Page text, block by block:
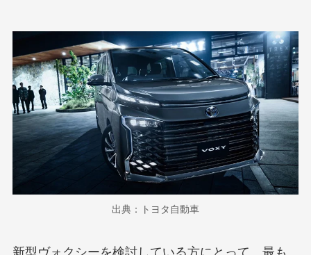
出典：トヨタ自動車
新型ヴォクシーを検討している方にとって、最も